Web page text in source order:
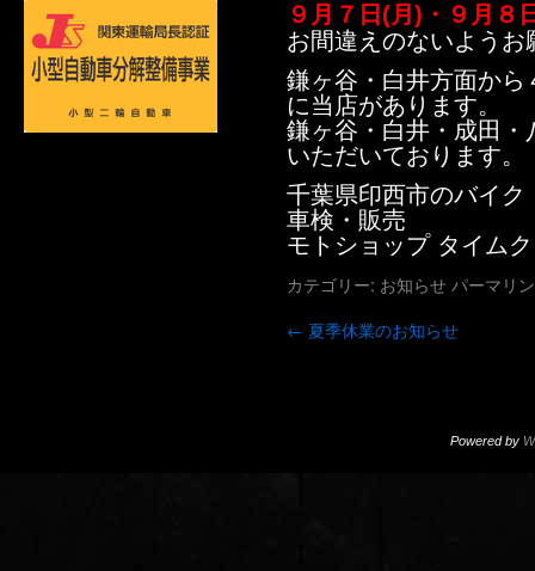
９月７日(月)・９月８
お間違えのないよう
鎌ヶ谷・白井方面か
に当店があります。
鎌ヶ谷・白井・成田
いただいております。
千葉県印西市のバイ
車検・販売
モトショップ タイム
カテゴリー: お知らせ パーマリ
← 夏季休業のお知らせ
Powered by